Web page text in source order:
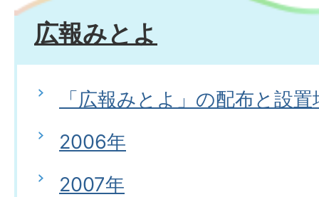
広報みとよ
「広報みとよ」の配布と設置
2006年
2007年